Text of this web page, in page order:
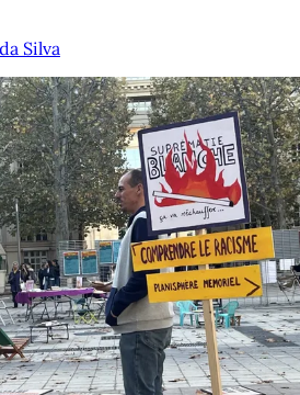
Silva